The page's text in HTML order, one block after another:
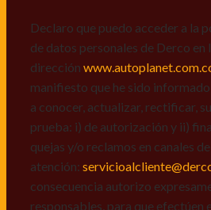
responsables, para que efectúen
datos conforme lo expuesto.
Declaro que puedo acceder a la
de datos personales de Derco en
dirección
manifiesto que he sido
a conocer, actualizar, rectificar,
prueba: i) de autorización y ii)
quejas y/o reclamos en canales de
atención:
consecuencia autorizo
responsables, para que efectúen